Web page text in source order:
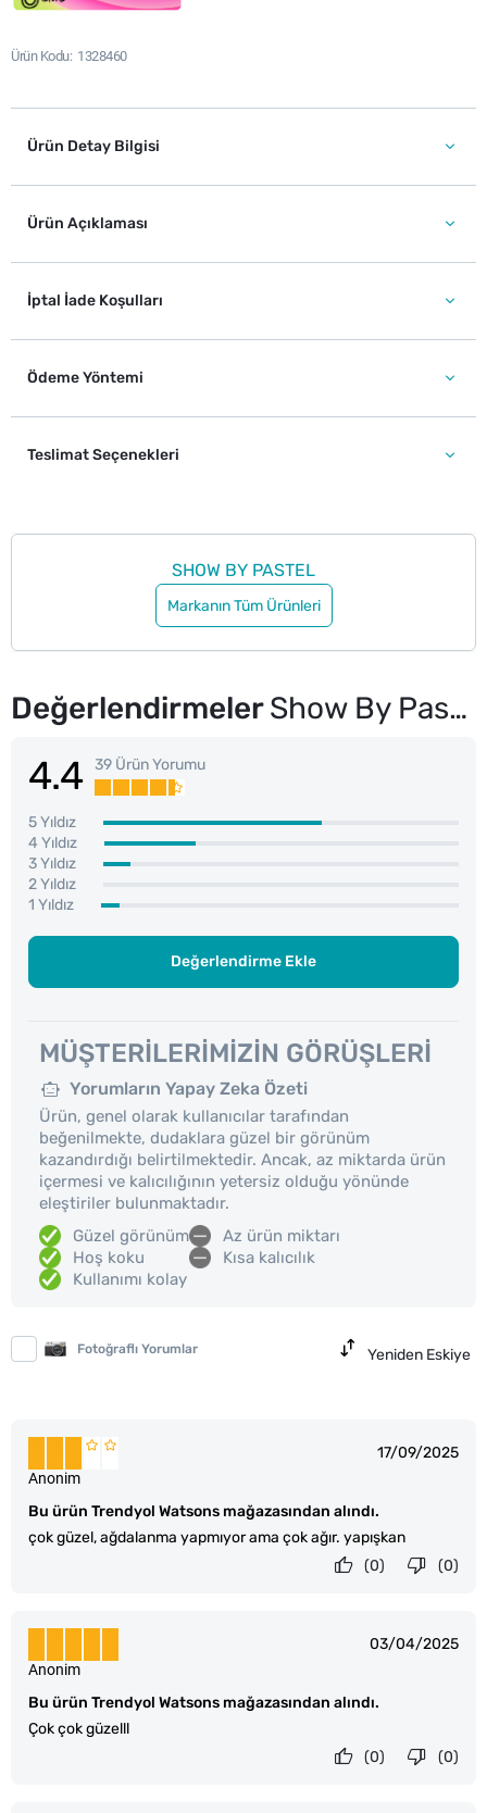
Ürün Kodu 1328460
Ürün Detay Bilgisi
Ürün Açıklaması
İptal İade Koşulları
Ödeme Yöntemi
Teslimat Seçenekleri
SHOW BY PASTEL
Markanın Tüm Ürünleri
DeğerlendirmelerShow By Pastel Show Your Lumos Clear Gloss Dudak Parlatıcısı
4.4 39 Ürün Yorumu
5 Yıldız
4 Yıldız
3 Yıldız
2 Yıldız
1 Yıldız
Değerlendirme Ekle
MÜŞTERILERIMIZIN GÖRÜŞLERI
Yorumların Yapay Zeka Özeti
Ürün, genel olarak kullanıcılar tarafından
beğenilmekte, dudaklara güzel bir görünüm
kazandırdığı belirtilmektedir. Ancak, az miktarda ürün
içermesi ve kalıcılığının yetersiz olduğu yönünde
eleştiriler bulunmaktadır.
Güzel görünüm
Hoş koku
Kullanımı kolay
Az ürün miktarı
Kısa kalıcılık
Fotoğraflı Yorumlar Yeniden Eskiye
17/09/2025
Bu ürün Trendyol Watsons mağazasından alındı.
çok güzel, ağdalanma yapmıyor ama çok ağır. yapışkan
Anonim
(0)
(0)
03/04/2025
Bu ürün Trendyol Watsons mağazasından alındı.
Çok çok güzelll
Anonim
(0)
(0)